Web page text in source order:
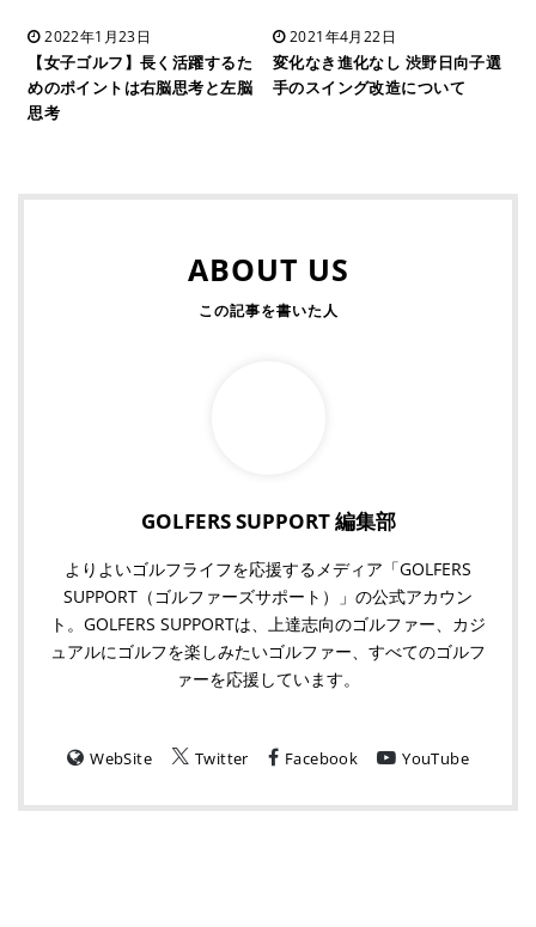
2022年1月23日
【女子ゴルフ】長く活躍するた
めのポイントは右脳思考と左脳
思考
2021年4月22日
変化なき進化なし 渋野日向子選
手のスイング改造について
ABOUT US
GOLFERS SUPPORT 編集部
よりよいゴルフライフを応援するメディア「GOLFERS
SUPPORT（ゴルファーズサポート）」の公式アカウン
ト。GOLFERS SUPPORTは、上達志向のゴルファー、カジ
ュアルにゴルフを楽しみたいゴルファー、すべてのゴルフ
ァーを応援しています。
WebSite Twitter Facebook YouTube